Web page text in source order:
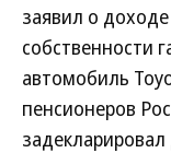
заявил о
собственности
автомобиль
пенсионеров